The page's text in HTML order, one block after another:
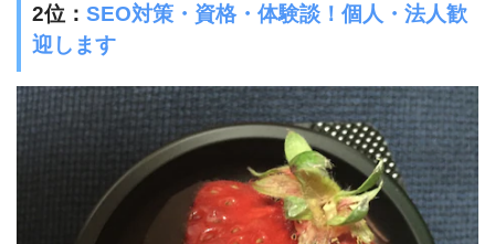
2位： SEO対策・資格・体験談！個人・法人歓
迎します